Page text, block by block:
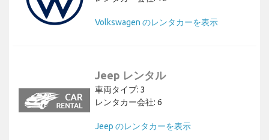
Volkswagen のレンタカーを表示
Jeep レンタル
車両タイプ: 3
レンタカー会社: 6
Jeep のレンタカーを表示